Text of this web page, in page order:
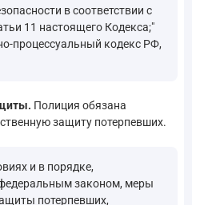
в соответствии с
11 настоящего Кодекса;"
процессуальный кодекс РФ,
Полиция обязана
защиту потерпевших.
и в порядке,
законом, меры
потерпевших,